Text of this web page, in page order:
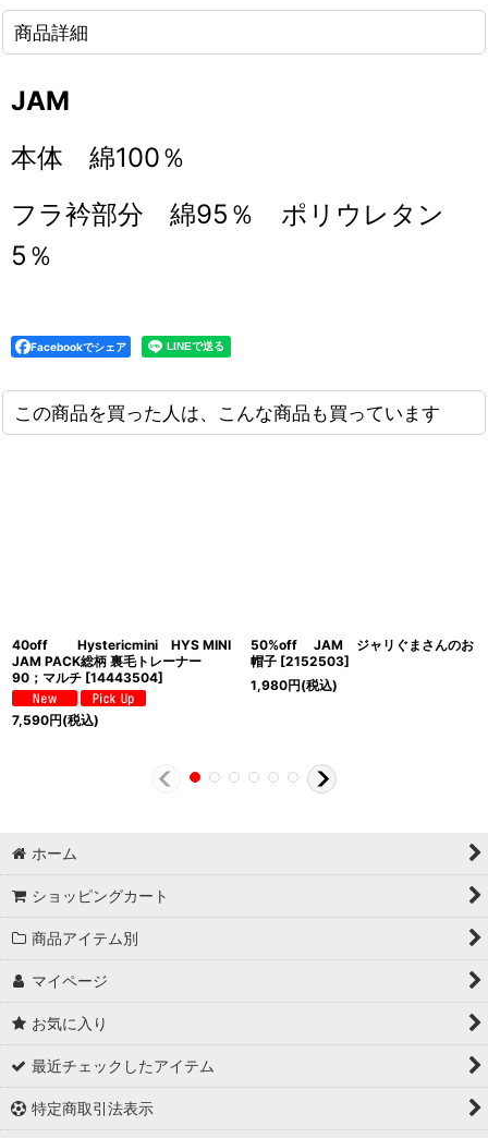
商品詳細
JAM
本体 綿100％
フラ衿部分 綿95％ ポリウレタン
5％
Facebookでシェア
この商品を買った人は、こんな商品も買っています
40off Hystericmini HYS MINI
JAM PACK総柄 裏毛トレーナー
90；マルチ [14443504]
7,590円(税込)
50%off JAM ジャリぐまさんのお
帽子 [2152503]
1,980円(税込)
ホーム
ショッピングカート
商品アイテム別
マイページ
お気に入り
最近チェックしたアイテム
特定商取引法表示